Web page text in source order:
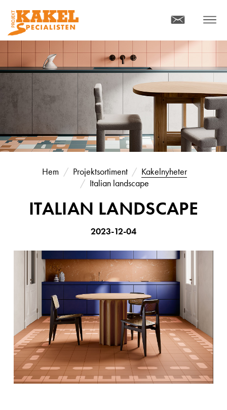
KONTAKTMENY
Hem Projektsortiment
Kakelnyheter
Italian landscape
ITALIAN LANDSCAPE
2023-12-04